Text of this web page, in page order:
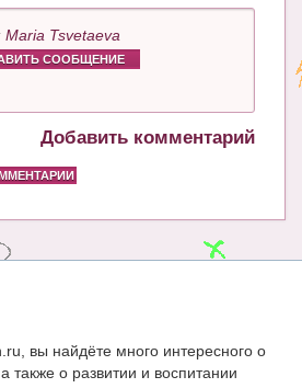
Maria Tsvetaeva
СООБЩЕНИЕ
Добавить комментарий
вы найдёте много интересного о
также о развитии и воспитании